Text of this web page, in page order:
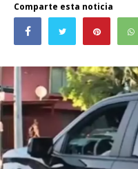
Comparte esta noticia